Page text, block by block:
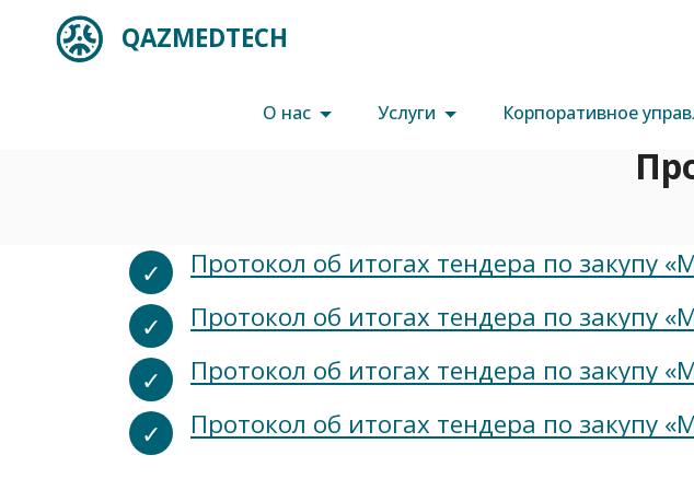
QAZMEDTECH
О нас Услуги Корпоративное
Протокол об итогах тендера по закупу
Протокол об итогах тендера по закупу
Протокол об итогах тендера по закупу
Протокол об итогах тендера по закупу